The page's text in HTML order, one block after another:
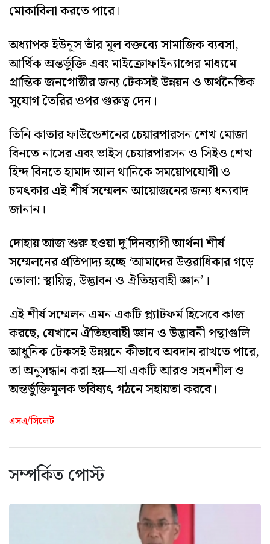
মোকাবিলা করতে পারে।
অধ্যাপক ইউনূস তাঁর মূল বক্তব্যে সামাজিক ব্যবসা,
আর্থিক অন্তর্ভুক্তি এবং মাইক্রোফাইন্যান্সের মাধ্যমে
প্রান্তিক জনগোষ্ঠীর জন্য টেকসই উন্নয়ন ও অর্থনৈতিক
সুযোগ তৈরির ওপর গুরুত্ব দেন।
তিনি কাতার ফাউন্ডেশনের চেয়ারপারসন শেখ মোজা
বিনতে নাসের এবং ভাইস চেয়ারপারসন ও সিইও শেখ
হিন্দ বিনতে হামাদ আল থানিকে সময়োপযোগী ও
চমৎকার এই শীর্ষ সম্মেলন আয়োজনের জন্য ধন্যবাদ
জানান।
দোহায় আজ শুরু হওয়া দু’দিনব্যাপী আর্থনা শীর্ষ
সম্মেলনের প্রতিপাদ্য হচ্ছে ‘আমাদের উত্তরাধিকার গড়ে
তোলা: স্থায়িত্ব, উদ্ভাবন ও ঐতিহ্যবাহী জ্ঞান’।
এই শীর্ষ সম্মেলন এমন একটি প্ল্যাটফর্ম হিসেবে কাজ
করছে, যেখানে ঐতিহ্যবাহী জ্ঞান ও উদ্ভাবনী পন্থাগুলি
আধুনিক টেকসই উন্নয়নে কীভাবে অবদান রাখতে পারে,
তা অনুসন্ধান করা হয়—যা একটি আরও সহনশীল ও
অন্তর্ভুক্তিমূলক ভবিষ্যৎ গঠনে সহায়তা করবে।
এসএ/সিলেট
সম্পর্কিত পোস্ট